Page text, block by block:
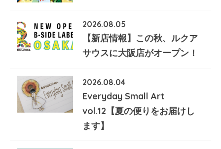
2026.08.05
【新店情報】この秋、ルクア
サウスに大阪店がオープン！
2026.08.04
Everyday Small Art
vol.12【夏の便りをお届けし
ます】